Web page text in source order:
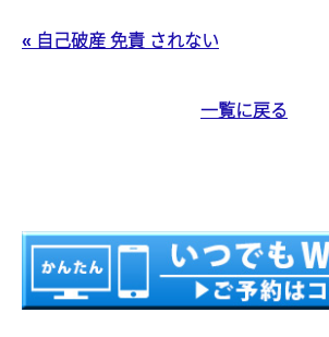
« 自己破産 免責 されない
一覧に戻る